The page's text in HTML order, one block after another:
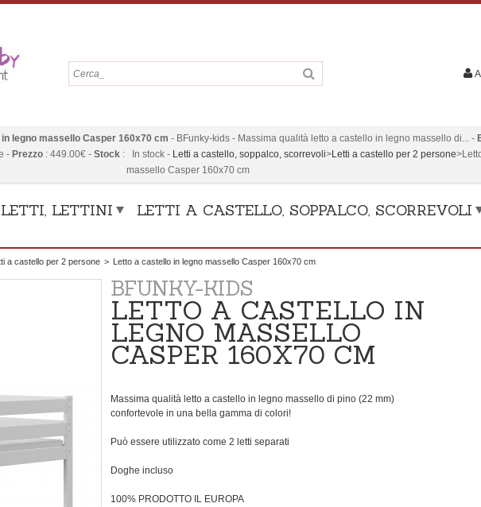
legno massello Casper 160x70 cm - BFunky-kids- Massima qualità letto a castello in legno massello di...-
- Prezzo: 449.00€ - Stock: In stock - Letti a castello, soppalco, scorrevoli>Letti a castello per 2 persone>
massello Casper 160x70 cm
LETTI, LETTINI
LETTI A CASTELLO, SOPPALCO, SCORREVOLI
a castello per 2 persone > Letto a castello in legno massello Casper 160x70 cm
BFUNKY-KIDS
LETTO A CASTELLO IN
LEGNO MASSELLO
CASPER 160X70 CM
Massima qualità letto a castello in legno massello di pino (22 mm)
confortevole in una bella gamma di colori!
Può essere utilizzato come 2 letti separati
Doghe incluso
100% PRODOTTO IL EUROPA